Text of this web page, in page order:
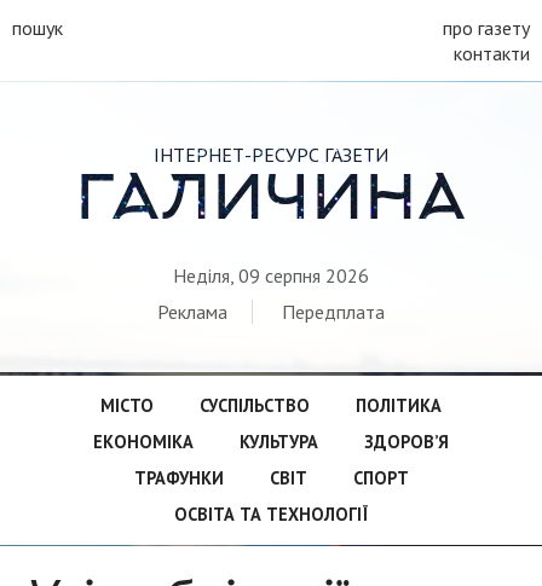
пошук
про газету
контакти
ІНТЕРНЕТ-РЕСУРС ГАЗЕТИ
ГАЛИЧИНА
Неділя, 09 серпня 2026
Реклама
Передплата
МІСТО СУСПІЛЬСТВО
ПОЛІТИКА
ЕКОНОМІКА
КУЛЬТУРА
ЗДОРОВ’Я
ТРАФУНКИ
СВІТ
СПОРТ
ОСВІТА ТА ТЕХНОЛОГІЇ